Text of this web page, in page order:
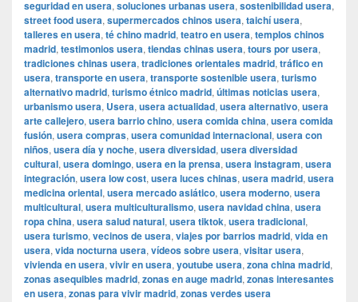
seguridad en usera, soluciones urbanas usera, sostenibilidad usera,
street food usera, supermercados chinos usera, taichí usera,
talleres en usera, té chino madrid, teatro en usera, templos chinos
madrid, testimonios usera, tiendas chinas usera, tours por usera,
tradiciones chinas usera, tradiciones orientales madrid, tráfico en
usera, transporte en usera, transporte sostenible usera, turismo
alternativo madrid, turismo étnico madrid, últimas noticias usera,
urbanismo usera, Usera, usera actualidad, usera alternativo, usera
arte callejero, usera barrio chino, usera comida china, usera comida
fusión, usera compras, usera comunidad internacional, usera con
niños, usera día y noche, usera diversidad, usera diversidad
cultural, usera domingo, usera en la prensa, usera instagram, usera
integración, usera low cost, usera luces chinas, usera madrid, usera
medicina oriental, usera mercado asiático, usera moderno, usera
multicultural, usera multiculturalismo, usera navidad china, usera
ropa china, usera salud natural, usera tiktok, usera tradicional,
usera turismo, vecinos de usera, viajes por barrios madrid, vida en
usera, vida nocturna usera, vídeos sobre usera, visitar usera,
vivienda en usera, vivir en usera, youtube usera, zona china madrid,
zonas asequibles madrid, zonas en auge madrid, zonas interesantes
en usera, zonas para vivir madrid, zonas verdes usera